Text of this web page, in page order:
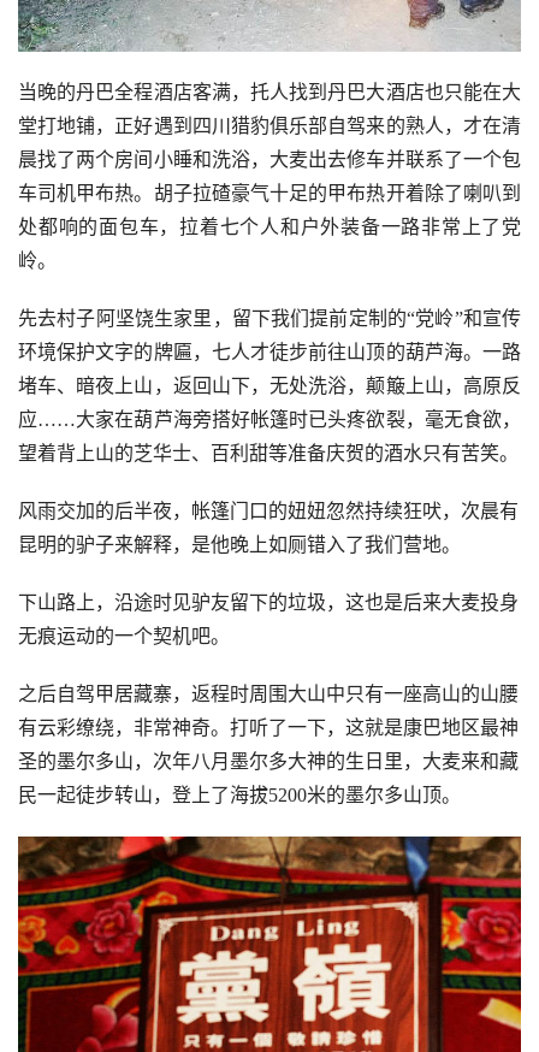
当晚的丹巴全程酒店客满，托人找到丹巴大酒店也只能在大
堂打地铺，正好遇到四川猎豹俱乐部自驾来的熟人，才在清
晨找了两个房间小睡和洗浴，大麦出去修车并联系了一个包
车司机甲布热。胡子拉碴豪气十足的甲布热开着除了喇叭到
处都响的面包车，拉着七个人和户外装备一路非常上了党
岭。
先去村子阿坚饶生家里，留下我们提前定制的“党岭”和宣传
环境保护文字的牌匾，七人才徒步前往山顶的葫芦海。一路
堵车、暗夜上山，返回山下，无处洗浴，颠簸上山，高原反
应……大家在葫芦海旁搭好帐篷时已头疼欲裂，毫无食欲，
望着背上山的芝华士、百利甜等准备庆贺的酒水只有苦笑。
风雨交加的后半夜，帐篷门口的妞妞忽然持续狂吠，次晨有
昆明的驴子来解释，是他晚上如厕错入了我们营地。
下山路上，沿途时见驴友留下的垃圾，这也是后来大麦投身
无痕运动的一个契机吧。
之后自驾甲居藏寨，返程时周围大山中只有一座高山的山腰
有云彩缭绕，非常神奇。打听了一下，这就是康巴地区最神
圣的墨尔多山，次年八月墨尔多大神的生日里，大麦来和藏
民一起徒步转山，登上了海拔5200米的墨尔多山顶。